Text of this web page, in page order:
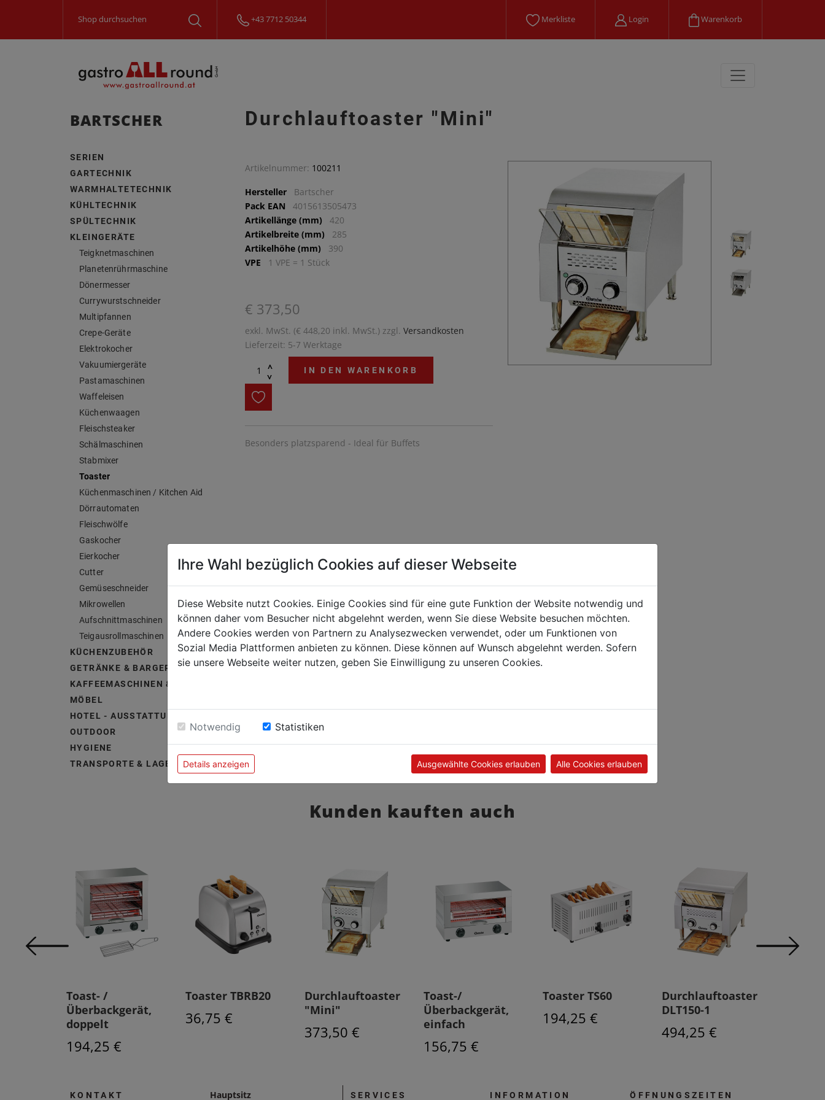
+43 7712 50344 Merkliste Login Warenkorb
BARTSCHER
SERIEN
GARTECHNIK
WARMHALTETECHNIK
KÜHLTECHNIK
SPÜLTECHNIK
KLEINGERÄTE
Teigknetmaschinen
Planetenrührmaschine
Dönermesser
Currywurstschneider
Multipfannen
Crepe-Geräte
Elektrokocher
Vakuumiergeräte
Pastamaschinen
Waffeleisen
Küchenwaagen
Fleischsteaker
Schälmaschinen
Stabmixer
Toaster
Küchenmaschinen / Kitchen Aid
Dörrautomaten
Fleischwölfe
Gaskocher
Eierkocher
Cutter
Gemüseschneider
Mikrowellen
Aufschnittmaschinen
Teigausrollmaschinen
KÜCHENZUBEHÖR
GETRÄNKE & BARGERÄTE
KAFFEEMASCHINEN & ZUBEHÖR
MÖBEL
HOTEL - AUSSTATTUNG &
OUTDOOR
HYGIENE
TRANSPORTE & LAGERUNG
Durchlauftoaster "Mini"
Artikelnummer: 100211
Hersteller
Bartscher
Pack EAN
4015613505473
Artikellänge (mm)
420
Artikelbreite (mm)
285
Artikelhöhe (mm)
390
VPE
1 VPE = 1 Stück
€ 373,50
exkl. MwSt. (€ 448,20 inkl. MwSt.) zzgl. Versandkosten
Lieferzeit: 5-7 Werktage
^
^
IN DEN WARENKORB
Besonders platzsparend - Ideal für Buffets
Kunden kauften auch
Toast- /
Überbackgerät,
doppelt
194,25 €
Toaster TBRB20
36,75 €
Durchlauftoaster
"Mini"
373,50 €
Toast-/
Überbackgerät,
einfach
156,75 €
Toaster TS60
194,25 €
Durchlauftoaster
DLT150-1
494,25 €
KONTAKT Hauptsitz SERVICES INFORMATION ÖFFNUNGSZEITEN
Ihre Wahl bezüglich Cookies auf dieser Webseite
Diese Website nutzt Cookies. Einige Cookies sind für eine gute Funktion der Website notwendig und
können daher vom Besucher nicht abgelehnt werden, wenn Sie diese Website besuchen möchten.
Andere Cookies werden von Partnern zu Analysezwecken verwendet, oder um Funktionen von
Sozial Media Plattformen anbieten zu können. Diese können auf Wunsch abgelehnt werden. Sofern
sie unsere Webseite weiter nutzen, geben Sie Einwilligung zu unseren Cookies.
Notwendig Statistiken
Details anzeigen Ausgewählte Cookies erlauben Alle Cookies erlauben